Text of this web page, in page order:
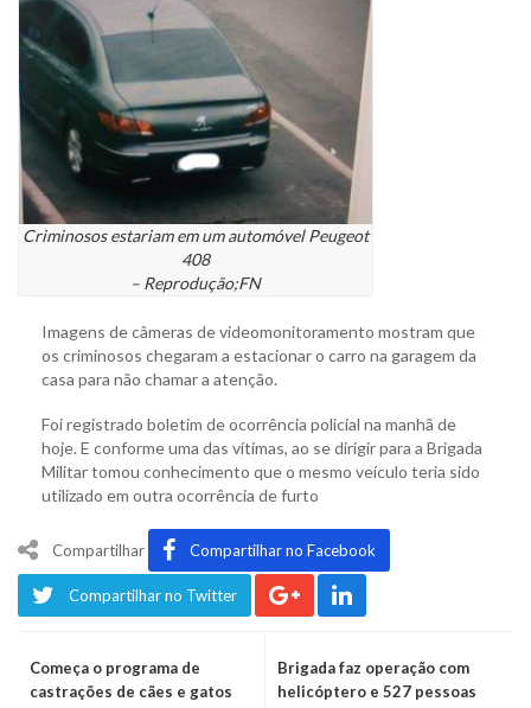
Criminosos estariam em um automóvel Peugeot
408
– Reprodução;FN
Imagens de câmeras de videomonitoramento mostram que
os criminosos chegaram a estacionar o carro na garagem da
casa para não chamar a atenção.
Foi registrado boletim de ocorrência policial na manhã de
hoje. E conforme uma das vítimas, ao se dirigir para a Brigada
Militar tomou conhecimento que o mesmo veículo teria sido
utilizado em outra ocorrência de furto
Compartilhar Compartilhar no Facebook
Compartilhar no Twitter
Começa o programa de
castrações de cães e gatos
Brigada faz operação com
helicóptero e 527 pessoas